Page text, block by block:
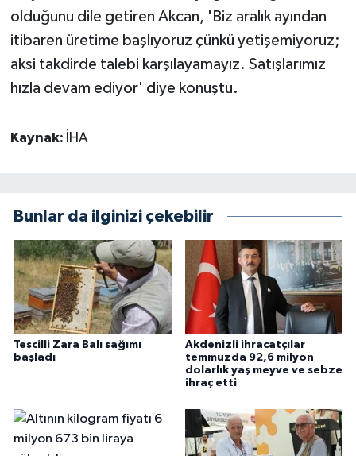
olduğunu dile getiren Akcan, 'Biz aralık ayından
itibaren üretime başlıyoruz çünkü yetişemiyoruz;
aksi takdirde talebi karşılayamayız. Satışlarımız
hızla devam ediyor' diye konuştu.
Kaynak: İHA
Bunlar da ilginizi çekebilir
Tescilli Zara Balı sağımı
başladı
Akdenizli ihracatçılar
temmuzda 92,6 milyon
dolarlık yaş meyve ve sebze
ihraç etti